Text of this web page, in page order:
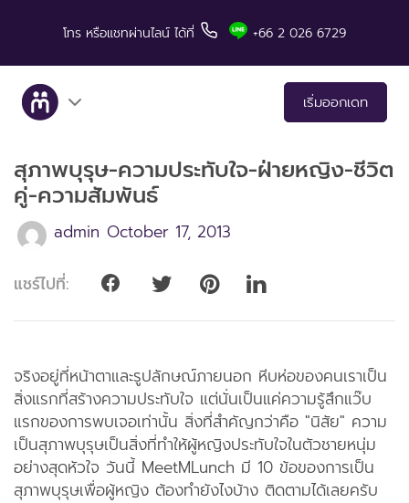
โทร หรือแชทผ่านไลน์ ได้ที่ +66 2 026 6729
เริ่มออกเดท
เกี่ยวกับเรา
บริการ
มีทแอนด์ลันช์ในสื่อต่างๆ
เคล็ดลับสำหรับการเดท
แอพมือถือ
ติดต่อเรา
สุภาพบุรุษ-ความประทับใจ-ฝ่ายหญิง-ชีวิต
คู่-ความสัมพันธ์
admin October 17, 2013
แชร์ไปที่:
จริงอยู่ที่หน้าตาและรูปลักษณ์ภายนอก หีบห่อของคนเราเป็น
สิ่งแรกที่สร้างความประทับใจ แต่นั่นเป็นแค่ความรู้สึกแว๊บ
แรกของการพบเจอเท่านั้น สิ่งที่สำคัญกว่าคือ "นิสัย" ความ
เป็นสุภาพบุรุษเป็นสิ่งที่ทำให้ผู้หญิงประทับใจในตัวชายหนุ่ม
อย่างสุดหัวใจ วันนี้ MeetMLunch มี 10 ข้อของการเป็น
สุภาพบุรุษเพื่อผู้หญิง ต้องทำยังไงบ้าง ติดตามได้เลยครับ